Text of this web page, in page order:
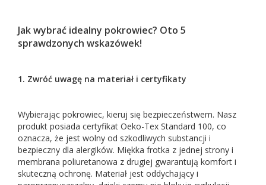
Jak wybrać idealny pokrowiec? Oto 5
sprawdzonych wskazówek!
1. Zwróć uwagę na materiał i certyfikaty
Wybierając pokrowiec, kieruj się bezpieczeństwem. Nasz
produkt posiada certyfikat Oeko-Tex Standard 100, co
oznacza, że jest wolny od szkodliwych substancji i
bezpieczny dla alergików. Miękka frotka z jednej strony i
membrana poliuretanowa z drugiej gwarantują komfort i
skuteczną ochronę. Materiał jest oddychający i